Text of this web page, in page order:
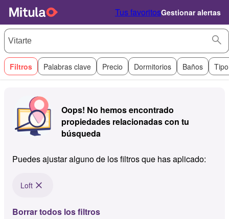
Tus favoritosGestionar alertas
Filtros Palabras clave Precio Dormitorios Baños
Oops! No hemos encontrado
propiedades relacionadas con tu
búsqueda
Puedes ajustar alguno de los filtros que has aplicado:
Loft
Borrar todos los filtros